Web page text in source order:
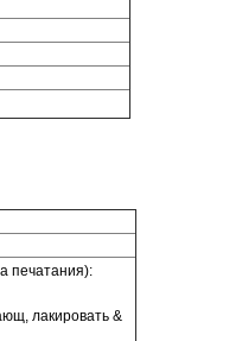
печатания):
лакировать &